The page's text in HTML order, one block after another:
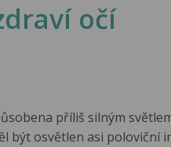
očí
příliš silným
být osvětlen asi poloviční